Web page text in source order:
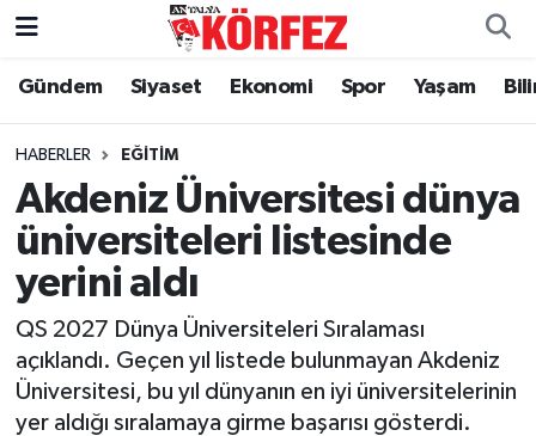
Gündem Siyaset Ekonomi Spor Yaşam
HABERLER EĞITIM
Akdeniz Üniversitesi dünya
üniversiteleri listesinde
yerini aldı
QS 2027 Dünya Üniversiteleri Sıralaması
açıklandı. Geçen yıl listede bulunmayan Akdeniz
Üniversitesi, bu yıl dünyanın en iyi üniversitelerinin
yer aldığı sıralamaya girme başarısı gösterdi.
Gündem
Siyaset
Yerel Yönetim
Ekonomi
Spor
Yaşam
Nöbetçi Eczaneler
Hava Durumu
Trafik Durumu
Süper Lig Puan Durumu ve Fikstür
Tüm Manşetler
Son Dakika Haberleri